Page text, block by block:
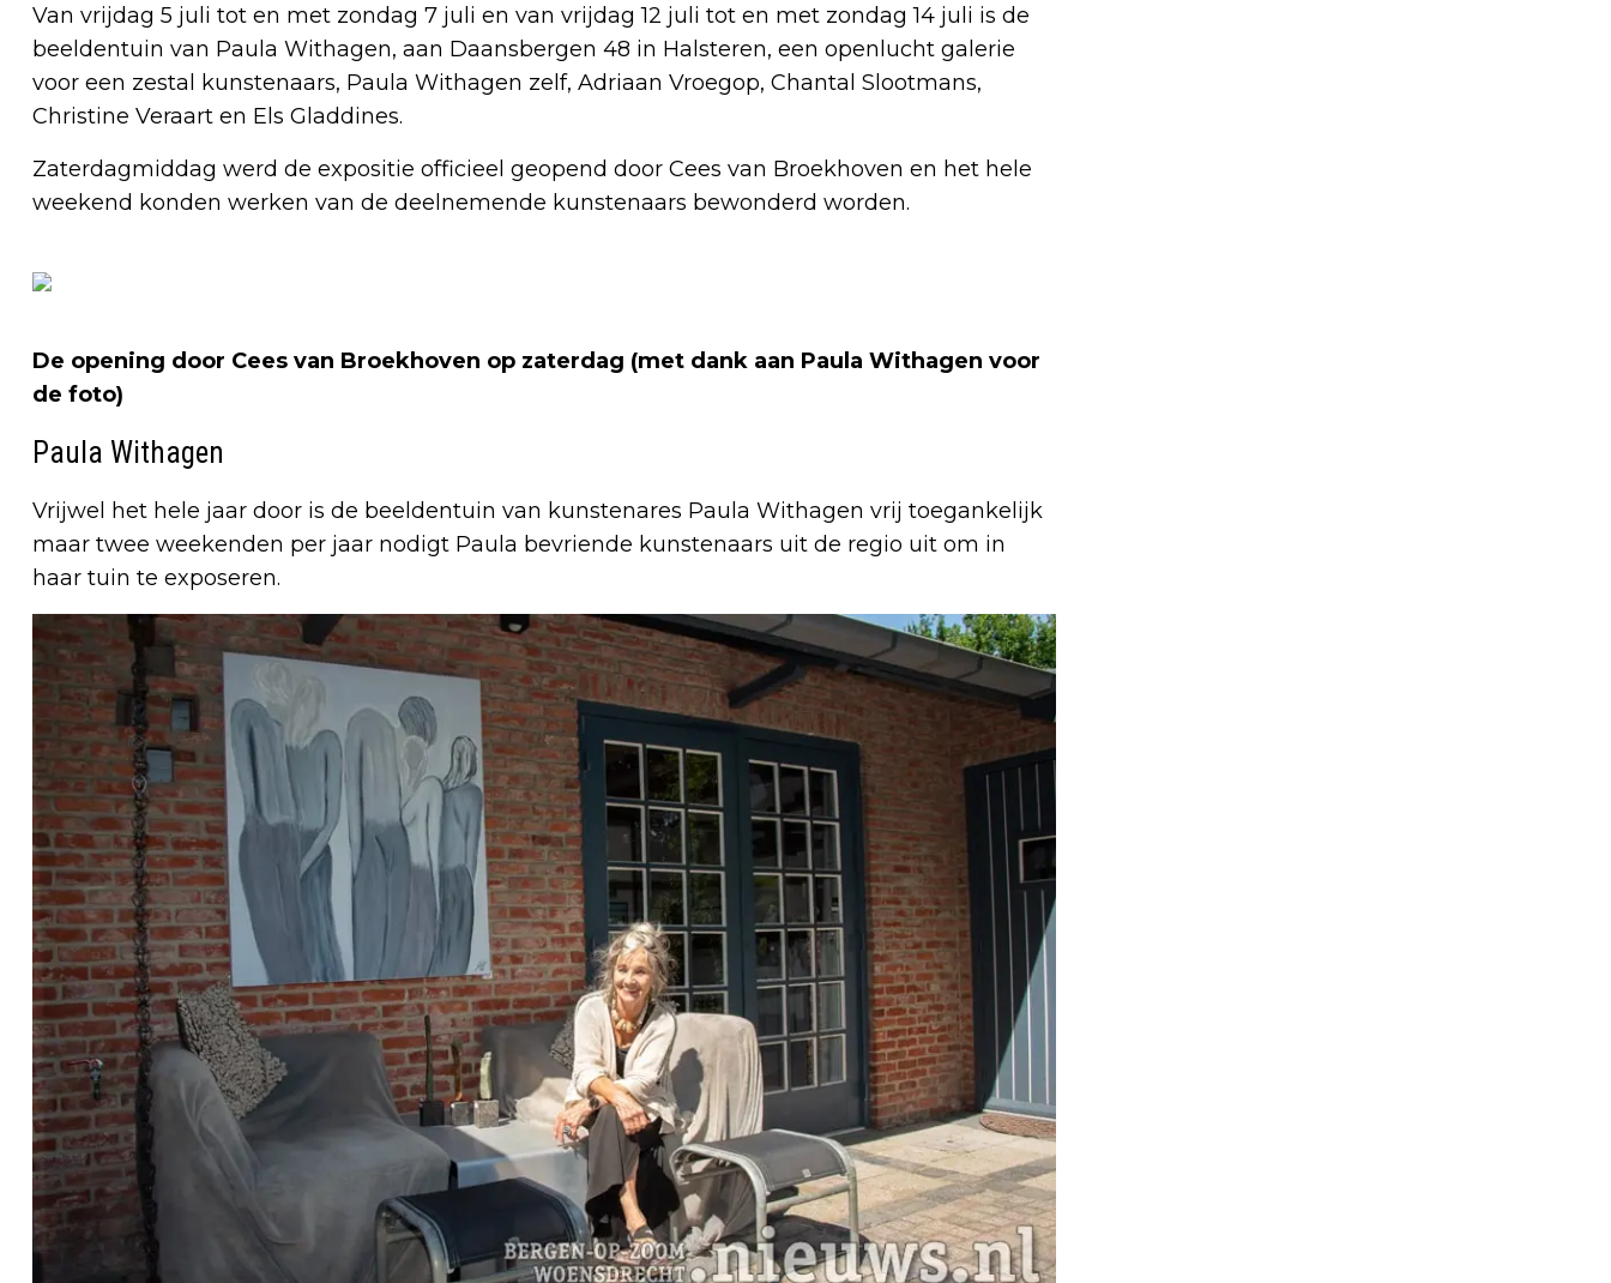
Van vrijdag 5 juli tot en met zondag 7 juli en van vrijdag 12 juli tot en met zondag 14 juli is de
beeldentuin van Paula Withagen, aan Daansbergen 48 in Halsteren, een openlucht galerie
voor een zestal kunstenaars, Paula Withagen zelf, Adriaan Vroegop, Chantal Slootmans,
Christine Veraart en Els Gladdines.
Zaterdagmiddag werd de expositie officieel geopend door Cees van Broekhoven en het hele
weekend konden werken van de deelnemende kunstenaars bewonderd worden.
De opening door Cees van Broekhoven op zaterdag (met dank aan Paula Withagen voor
de foto)
Paula Withagen
Vrijwel het hele jaar door is de beeldentuin van kunstenares Paula Withagen vrij toegankelijk
maar twee weekenden per jaar nodigt Paula bevriende kunstenaars uit de regio uit om in
haar tuin te exposeren.